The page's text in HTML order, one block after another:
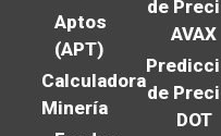
Aptos
(APT)
Calculadora
Minería
de
AVAX
de
DOT